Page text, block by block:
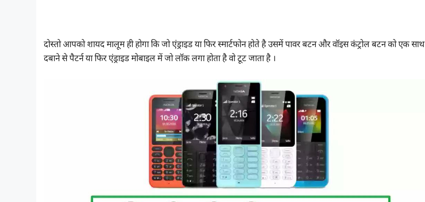
दोस्तो आपको शायद मालूम ही होगा कि जो एंड्राइड या फिर स्मार्टफोन होते है उसमें पावर बटन और वॉइस कंट्रोल बटन को एक साथ
दबाने से पैटर्न या फिर एंड्राइड मोबाइल में जो लॉक लगा होता है वो टूट जाता है ।